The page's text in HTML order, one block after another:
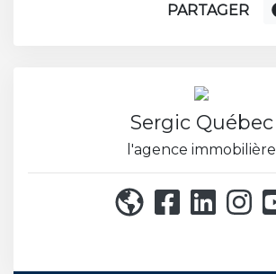
PARTAGER
Sergic Québec
l'agence immobilière